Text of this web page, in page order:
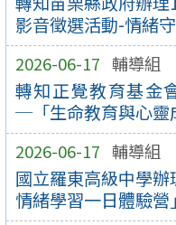
影音徵選活動-情緒
2026-06-17 輔導組
轉知正覺教育基金
─「生命教育與心靈
2026-06-17 輔導組
國立羅東高級中學
情緒學習一日體驗營」